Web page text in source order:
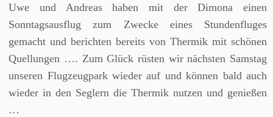
Uwe und Andreas haben mit der Dimona einen
Sonntagsausflug zum Zwecke eines Stundenfluges
gemacht und berichten bereits von Thermik mit schönen
Quellungen …. Zum Glück rüsten wir nächsten Samstag
unseren Flugzeugpark wieder auf und können bald auch
wieder in den Seglern die Thermik nutzen und genießen
…